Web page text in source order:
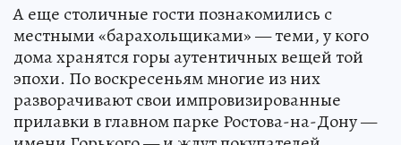
А еще столичные гости познакомились с
местными «барахольщиками» — теми, у кого
дома хранятся горы аутентичных вещей той
эпохи. По воскресеньям многие из них
разворачивают свои импровизированные
прилавки в главном парке Ростова-на-Дону —